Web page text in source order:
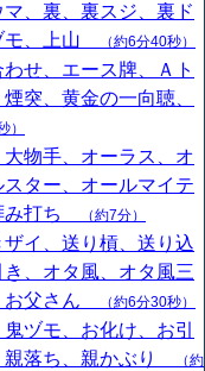
、裏、裏スジ、裏ド
モ、上山
（約6分40秒）
せ、エース牌、Ａト
突、黄金の一向聴、
）
物手、オーラス、オ
ター、オールマイテ
み打ち
（約7分）
イ、送り槓、送り込
、オタ風、オタ風三
お父さん
（約6分30秒）
ヅモ、お化け、お引
親落ち、親かぶり
（約